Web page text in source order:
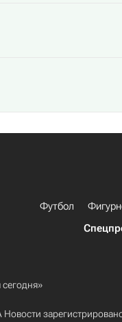
Футбол